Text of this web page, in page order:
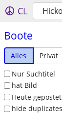
CL
Boote
Alles Privat
Nur Suchtitel
hat Bild
Heute gepostet
hide duplicates